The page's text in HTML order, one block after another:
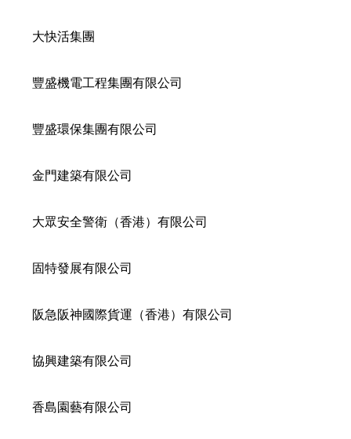
大快活集團
豐盛機電工程集團有限公司
豐盛環保集團有限公司
金門建築有限公司
大眾安全警衛（香港）有限公司
固特發展有限公司
阪急阪神國際貨運（香港）有限公司
協興建築有限公司
香島園藝有限公司